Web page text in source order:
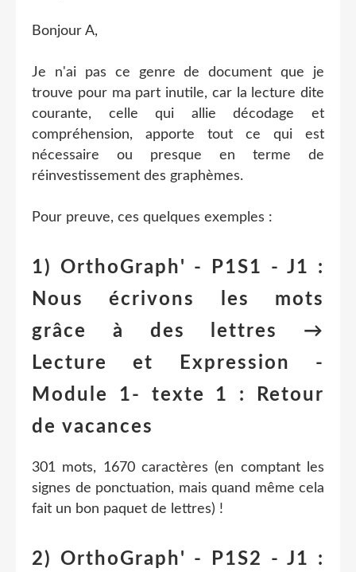
Bonjour A,
Je n'ai pas ce genre de document que je
trouve pour ma part inutile, car la lecture dite
courante, celle qui allie décodage et
compréhension, apporte tout ce qui est
nécessaire ou presque en terme de
réinvestissement des graphèmes.
Pour preuve, ces quelques exemples :
1) OrthoGraph' - P1S1 - J1 :
Nous écrivons les mots
grâce à des lettres →
Lecture et Expression -
Module 1- texte 1 : Retour
de vacances
301 mots, 1670 caractères (en comptant les
signes de ponctuation, mais quand même cela
fait un bon paquet de lettres) !
2) OrthoGraph' - P1S2 - J1 :